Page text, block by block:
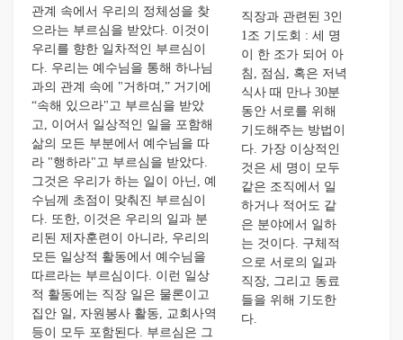
직장과 관련된 3인
1조 기도회 : 세 명
이 한 조가 되어 아
침, 점심, 혹은 저녁
식사 때 만나 30분
동안 서로를 위해
기도해주는 방법이
다. 가장 이상적인
것은 세 명이 모두
같은 조직에서 일
하거나 적어도 같
은 분야에서 일하
는 것이다. 구체적
으로 서로의 일과
직장, 그리고 동료
들을 위해 기도한
다.
관계 속에서 우리의 정체성을 찾
으라는 부르심을 받았다. 이것이
우리를 향한 일차적인 부르심이
다. 우리는 예수님을 통해 하나님
과의 관계 속에 "거하며,” 거기에
“속해 있으라"고 부르심을 받았
고, 이어서 일상적인 일을 포함해
삶의 모든 부분에서 예수님을 따
라 "행하라"고 부르심을 받았다.
그것은 우리가 하는 일이 아닌, 예
수님께 초점이 맞춰진 부르심이
다. 또한, 이것은 우리의 일과 분
리된 제자훈련이 아니라, 우리의
모든 일상적 활동에서 예수님을
따르라는 부르심이다. 이런 일상
적 활동에는 직장 일은 물론이고
집안 일, 자원봉사 활동, 교회사역
등이 모두 포함된다. 부르심은 그